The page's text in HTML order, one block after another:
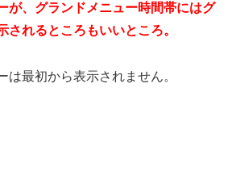
が、グランドメニュー時間帯にはグ
されるところもいいところ。
は最初から表示されません。